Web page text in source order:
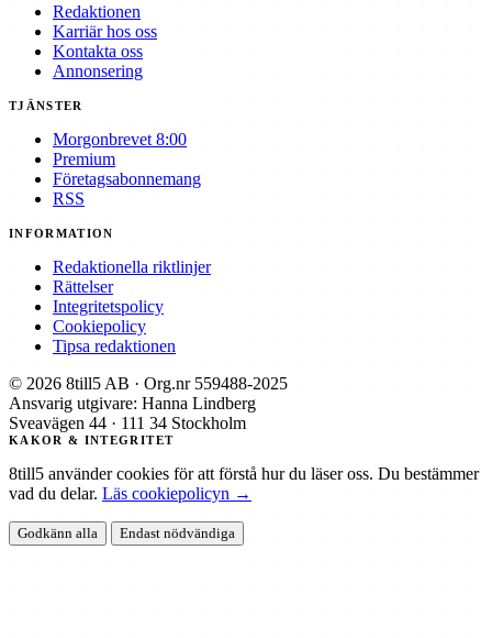
Redaktionen
Karriär hos oss
Kontakta oss
Annonsering
TJÄNSTER
Morgonbrevet 8:00
Premium
Företagsabonnemang
RSS
INFORMATION
Redaktionella riktlinjer
Rättelser
Integritetspolicy
Cookiepolicy
Tipsa redaktionen
© 2026 8till5 AB · Org.nr 559488-2025
Ansvarig utgivare: Hanna Lindberg
Sveavägen 44 · 111 34 Stockholm
KAKOR & INTEGRITET
8till5 använder cookies för att förstå hur du läser oss. Du bestämmer
vad du delar. Läs cookiepolicyn →
Godkänn alla Endast nödvändiga